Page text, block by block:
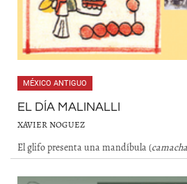
MÉXICO ANTIGUO
EL DÍA MALINALLI
XAVIER NOGUEZ
El glifo presenta una mandíbula (